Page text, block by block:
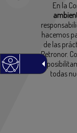
En la
hacemos
de las
Petronor.
todas